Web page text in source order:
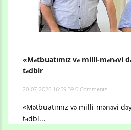
«Mətbuatımız və milli-mənəvi
tədbir
20-07-2026 16:59:39 0 Comments
«Mətbuatımız və milli-mənəvi
tədbi...